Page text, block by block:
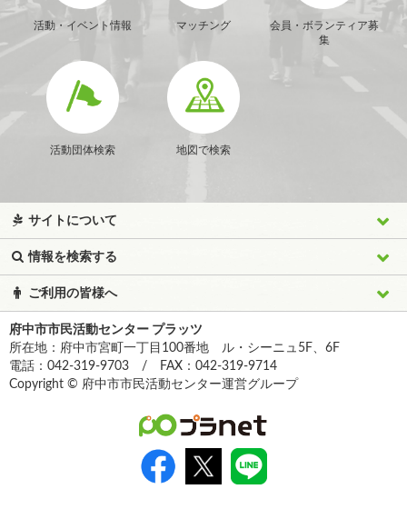
活動・イベント情報 マッチング
会員・ボランティア募
集
活動団体検索 地図で検索
サイトについて
情報を検索する
ご利用の皆様へ
府中市市民活動センター プラッツ
所在地：府中市宮町一丁目100番地 ル・シーニュ5F、6F
電話：042-319-9703 / FAX：042-319-9714
Copyright © 府中市市民活動センター運営グループ